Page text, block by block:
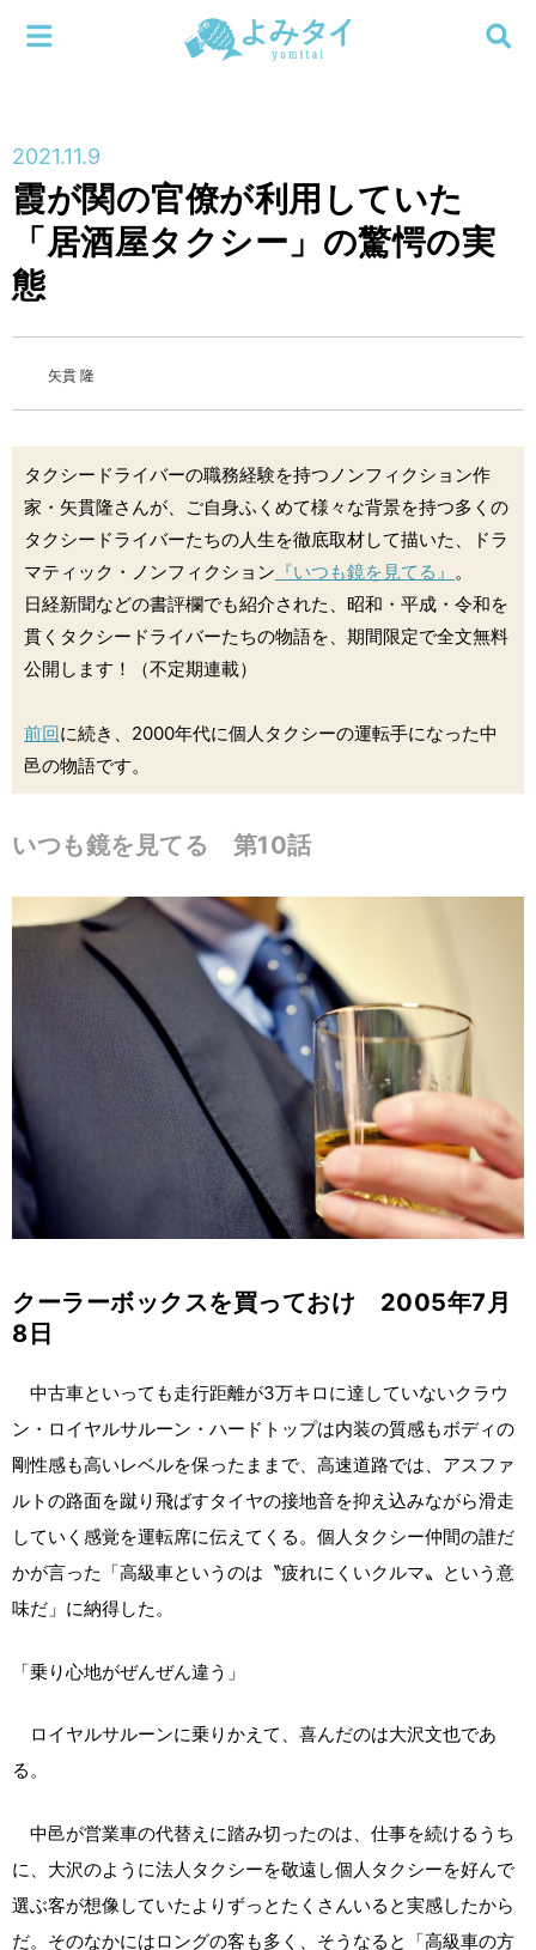
連載
編集部
検索する
メニューを閉じる
2021.11.9
霞が関の官僚が利用していた
「居酒屋タクシー」の驚愕の実
態
矢貫 隆
タクシードライバーの職務経験を持つノンフィクション作
家・矢貫隆さんが、ご自身ふくめて様々な背景を持つ多くの
タクシードライバーたちの人生を徹底取材して描いた、ドラ
マティック・ノンフィクション 『いつも鏡を見てる』 。
日経新聞などの書評欄でも紹介された、昭和・平成・令和を
貫くタクシードライバーたちの物語を、期間限定で全文無料
公開します！（不定期連載）
前回に続き、2000年代に個人タクシーの運転手になった中
邑の物語です。
いつも鏡を見てる 第10話
クーラーボックスを買っておけ 2005年7月
8日
中古車といっても走行距離が3万キロに達していないクラウ
ン・ロイヤルサルーン・ハードトップは内装の質感もボディの
剛性感も高いレベルを保ったままで、高速道路では、アスファ
ルトの路面を蹴り飛ばすタイヤの接地音を抑え込みながら滑走
していく感覚を運転席に伝えてくる。個人タクシー仲間の誰だ
かが言った「高級車というのは〝疲れにくいクルマ〟という意
味だ」に納得した。
「乗り心地がぜんぜん違う」
ロイヤルサルーンに乗りかえて、喜んだのは大沢文也であ
る。
中邑が営業車の代替えに踏み切ったのは、仕事を続けるうち
に、大沢のように法人タクシーを敬遠し個人タクシーを好んで
選ぶ客が想像していたよりずっとたくさんいると実感したから
だ。そのなかにはロングの客も多く、そうなると「高級車の方